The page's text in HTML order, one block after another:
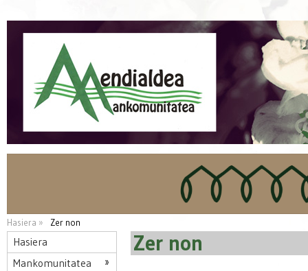
Hasiera » Zer non
Hasiera
Mankomunitatea
Zer non